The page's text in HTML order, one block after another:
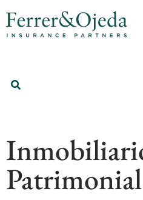
Patrimonial